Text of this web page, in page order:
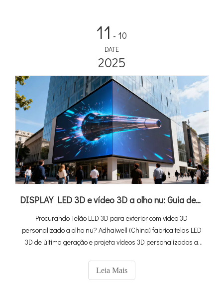
11 - 10
DATE
2025
DISPLAY LED 3D e vídeo 3D a olho nu: Guia definitivo do comprador + a melhor solução da China
Procurando Telão LED 3D para exterior com vídeo 3D
personalizado a olho nu? Adhaiwell (China) fabrica telas LED
3D de última geração e projeta vídeos 3D personalizados a
Leia Mais